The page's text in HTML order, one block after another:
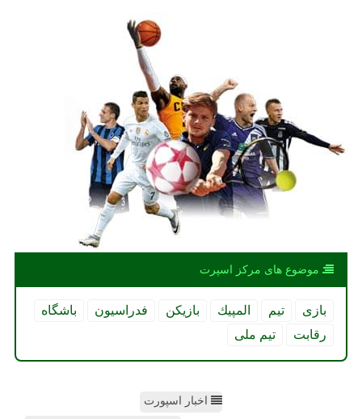
موضوع های مركز اسپرت
بازی تیم المپیك بازیكن فدراسیون
باشگاه
رقابت
تیم ملی
اخبار اسپورت